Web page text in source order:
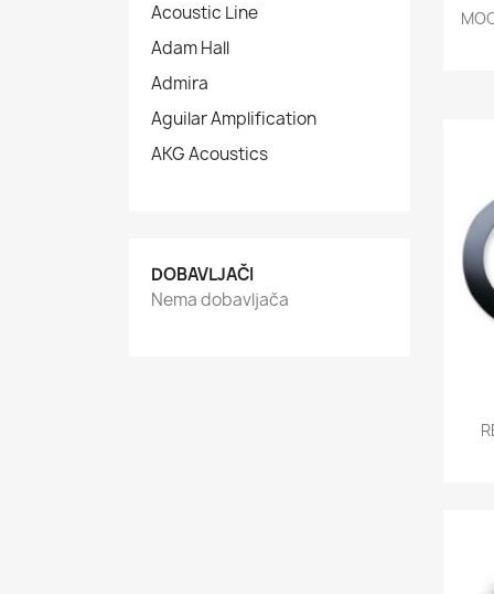
Acoustic Line
Adam Hall
Admira
Aguilar Amplification
AKG Acoustics
DOBAVLJAČI
Nema dobavljača